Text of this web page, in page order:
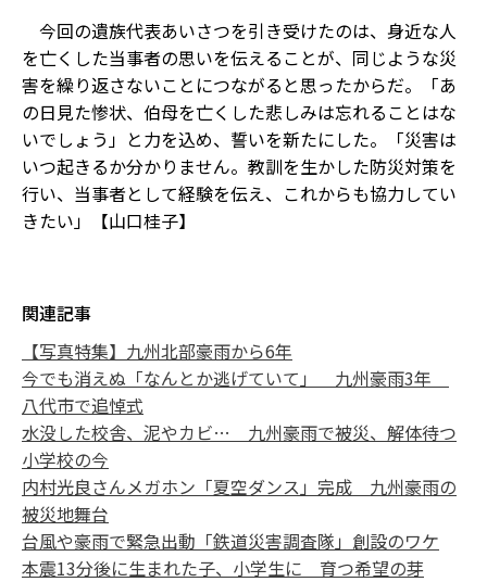
今回の遺族代表あいさつを引き受けたのは、身近な人
を亡くした当事者の思いを伝えることが、同じような災
害を繰り返さないことにつながると思ったからだ。「あ
の日見た惨状、伯母を亡くした悲しみは忘れることはな
いでしょう」と力を込め、誓いを新たにした。「災害は
いつ起きるか分かりません。教訓を生かした防災対策を
行い、当事者として経験を伝え、これからも協力してい
きたい」【山口桂子】
関連記事
【写真特集】九州北部豪雨から6年
今でも消えぬ「なんとか逃げていて」 九州豪雨3年
八代市で追悼式
水没した校舎、泥やカビ… 九州豪雨で被災、解体待つ
小学校の今
内村光良さんメガホン「夏空ダンス」完成 九州豪雨の
被災地舞台
台風や豪雨で緊急出動「鉄道災害調査隊」創設のワケ
本震13分後に生まれた子、小学生に 育つ希望の芽